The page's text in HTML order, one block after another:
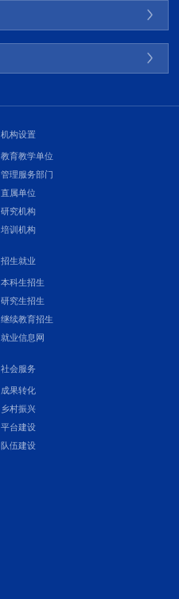
机构设置
教育教学单位
管理服务部门
直属单位
研究机构
培训机构
招生就业
本科生招生
研究生招生
继续教育招生
就业信息网
社会服务
成果转化
乡村振兴
平台建设
队伍建设